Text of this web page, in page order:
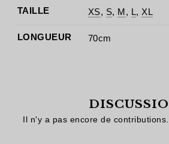
TAILLE XS, S, M, L, XL
LONGUEUR 70cm
Il n'y a pas encore de contributions.